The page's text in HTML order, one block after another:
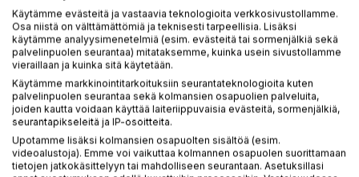
KUVAUS
Vanhempina ja kasvattajina tiedämme mitä lapset
tarvitsevat: rakkautta, hoivaa, rajoja ja vastuullisen yhteisön
tukea. Toisaalta tunnemme riittämättömyytemme ja
epävarmuutemme. Millä eväin pystyisimme lastemme
haasteisiin vastaamaan, kun omat sisäiset kipupisteet
viestivät jatkuvasti olemassaolostaan?
Käytämme evästeitä ja vastaavia teknologioita verkkosivustollamme.
Osa niistä on välttämättömiä ja teknisesti tarpeellisia. Lisäksi
käytämme analyysimenetelmiä (esim. evästeitä tai sormenjälkiä sekä
palvelinpuolen seurantaa) mitataksemme, kuinka usein sivustollamme
vieraillaan ja kuinka sitä käytetään.
Käytämme markkinointitarkoituksiin seurantateknologioita kuten
palvelinpuolen seurantaa sekä kolmansien osapuolien palveluita,
joiden kautta voidaan käyttää laiteriippuvaisia evästeitä, sormenjälkiä,
seurantapikseleitä ja IP-osoitteita.
Upotamme lisäksi kolmansien osapuolten sisältöä (esim.
videoalustoja). Emme voi vaikuttaa kolmannen osapuolen suorittamaan
tietojen jatkokäsittelyyn tai mahdolliseen seurantaan. Asetuksillasi